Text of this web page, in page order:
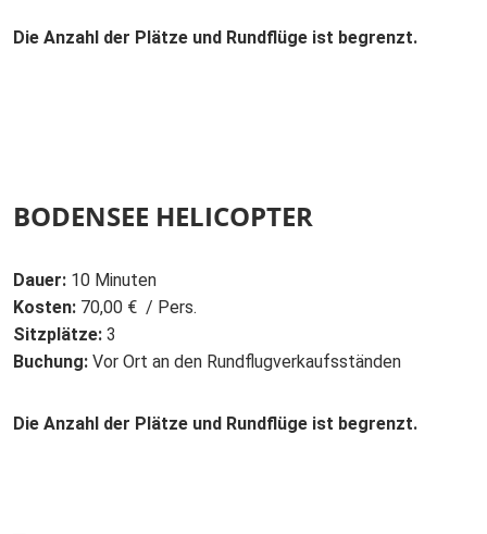
Die Anzahl der Plätze und Rundflüge ist begrenzt.
BODENSEE HELICOPTER
Dauer: 10 Minuten
Kosten: 70,00 € / Pers.
Sitzplätze: 3
Buchung: Vor Ort an den Rundflugverkaufsständen
Die Anzahl der Plätze und Rundflüge ist begrenzt.